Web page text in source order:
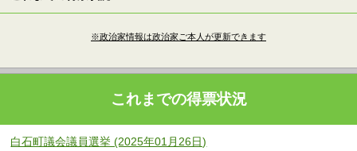
※政治家情報は政治家ご本人が更新できます
これまでの得票状況
白石町議会議員選挙 (2025年01月26日)